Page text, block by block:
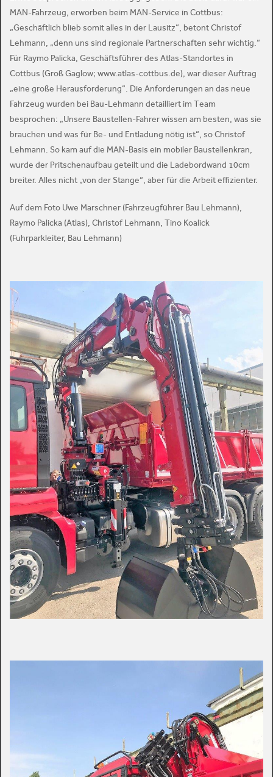
MAN-Fahrzeug, erworben beim MAN-Service in Cottbus:
„Geschäftlich blieb somit alles in der Lausitz“, betont Christof
Lehmann, „denn uns sind regionale Partnerschaften sehr wichtig.“
Für Raymo Palicka, Geschäftsführer des Atlas-Standortes in
Cottbus (Groß Gaglow; www.atlas-cottbus.de), war dieser Auftrag
„eine große Herausforderung“. Die Anforderungen an das neue
Fahrzeug wurden bei Bau-Lehmann detailliert im Team
besprochen: „Unsere Baustellen-Fahrer wissen am besten, was sie
brauchen und was für Be- und Entladung nötig ist“, so Christof
Lehmann. So kam auf die MAN-Basis ein mobiler Baustellenkran,
wurde der Pritschenaufbau geteilt und die Ladebordwand 10cm
breiter. Alles nicht „von der Stange“, aber für die Arbeit effizienter.
Auf dem Foto Uwe Marschner (Fahrzeugführer Bau Lehmann),
Raymo Palicka (Atlas), Christof Lehmann, Tino Koalick
(Fuhrparkleiter, Bau Lehmann)